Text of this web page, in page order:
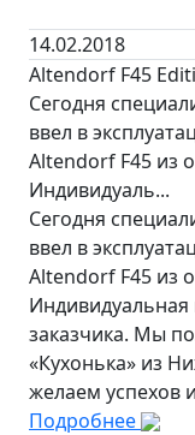
14.02.2018
Altendorf F45
Сегодня
ввел в
Altendorf F45 из
Индивидуаль...
Сегодня
ввел в
Altendorf F45 из
заказчика. Мы
«Кухонька» из
желаем успехов
Подробнее